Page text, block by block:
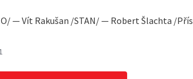
— Vít Rakušan /STAN/ — Robert Šlachta /